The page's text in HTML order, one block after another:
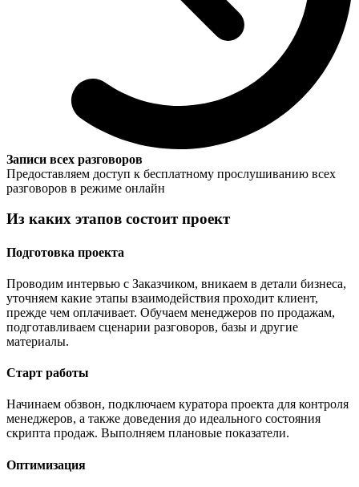
Записи всех разговоров
Предоставляем доступ к бесплатному прослушиванию всех
разговоров в режиме онлайн
Из каких этапов состоит проект
Подготовка проекта
Проводим интервью с Заказчиком, вникаем в детали бизнеса,
уточняем какие этапы взаимодействия проходит клиент,
прежде чем оплачивает. Обучаем менеджеров по продажам,
подготавливаем сценарии разговоров, базы и другие
материалы.
Старт работы
Начинаем обзвон, подключаем куратора проекта для контроля
менеджеров, а также доведения до идеального состояния
скрипта продаж. Выполняем плановые показатели.
Оптимизация